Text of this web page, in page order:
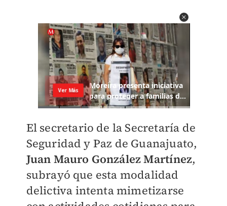
El secretario de la Secretaría de
Seguridad y Paz de Guanajuato,
Juan Mauro González Martínez,
subrayó que esta modalidad
delictiva intenta mimetizarse